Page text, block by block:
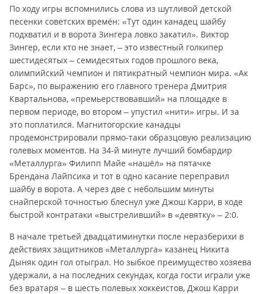
По ходу игры вспомнились слова из шутливой детской
песенки советских времён: «Тут один канадец шайбу
подхватил и в ворота Зингера ловко закатил». Виктор
Зингер, если кто не знает, – это известный голкипер
шестидесятых – семидесятых годов прошлого века,
олимпийский чемпион и пятикратный чемпион мира. «Ак
Барс», по выражению его главного тренера Дмитрия
Квартальнова, «премьерствовавший» на площадке в
первом периоде, во втором – упустил «нити» игры. И за
это поплатился. Магнитогорские канадцы
продемонстрировали прямо-таки образцовую реализацию
голевых моментов. На 34-й минуте лучший бомбардир
«Металлурга» Филипп Майе «нашёл» на пятачке
Брендана Лайпсика и тот в одно касание переправил
шайбу в ворота. А через две с небольшим минуты
снайперской точностью блеснул уже Джош Карри, в ходе
быстрой контратаки «выстреливший» в «девятку» – 2:0.
В начале третьей двадцатиминутки после неразберихи в
действиях защитников «Металлурга» казанец Никита
Дыняк один гол отыграл. Но зыбкое преимущество хозяева
удержали, а на последних секундах, когда гости играли уже
без вратаря – в шесть полевых хоккеистов, Джош Карри